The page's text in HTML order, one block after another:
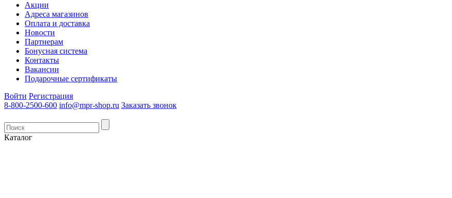
Акции
Адреса магазинов
Оплата и доставка
Новости
Партнерам
Бонусная система
Контакты
Вакансии
Подарочные сертификаты
Войти Регистрация
8-800-2500-600 info@mpr-shop.ru Заказать звонок
Каталог